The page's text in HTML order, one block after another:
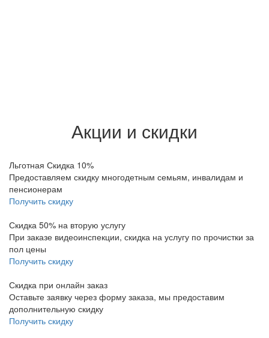
Акции и скидки
Льготная Скидка 10%
Предоставляем скидку многодетным семьям, инвалидам и
пенсионерам
Получить скидку
Скидка 50% на вторую услугу
При заказе видеоинспекции, скидка на услугу по прочистки за
пол цены
Получить скидку
Скидка при онлайн заказ
Оставьте заявку через форму заказа, мы предоставим
дополнительную скидку
Получить скидку